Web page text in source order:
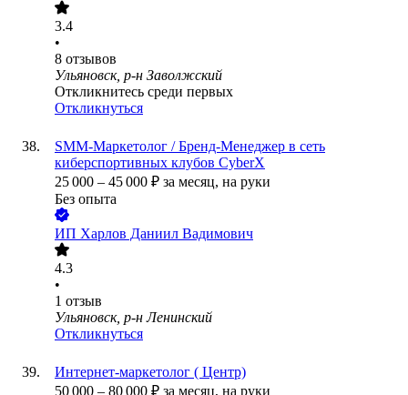
3.4
•
8 отзывов
Ульяновск, р-н Заволжский
Откликнитесь среди первых
Откликнуться
SMM-Маркетолог / Бренд-Менеджер в сеть
киберспортивных клубов CyberX
25 000 – 45 000 ₽ за месяц, на руки
Без опыта
ИП Харлов Даниил Вадимович
4.3
•
1 отзыв
Ульяновск, р-н Ленинский
Откликнуться
Интернет-маркетолог ( Центр)
50 000 – 80 000 ₽ за месяц, на руки